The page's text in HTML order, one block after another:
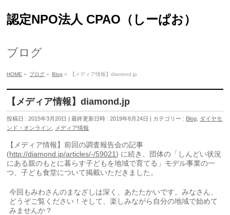
認定NPO法人 CPAO（しーぱお）
ブログ
HOME » ブログ » Blog » 【メディア情報】diamond.jp
【メディア情報】diamond.jp
投稿日 : 2015年3月20日 最終更新日時 : 2019年8月24日 カテゴリー : Blog ダイヤモ
ンド・オンライン
メディア情報
【メディア情報】前回の調査報告会の記事
(http://diamond.jp/articles/-/59021) に続き、団体の「しんどい状況
にある親のもとに暮らす子どもを地域で育てる」モデル事業の一
つ、子ども食堂について掲載いただきました。
今回もみわさんのまなざしは深く、あたたかいです。みなさん、
どうぞご覧ください！そして、楽しみながら自分の地域で始めて
みませんか？